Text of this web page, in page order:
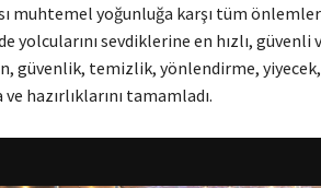
muhtemel yoğunluğa karşı tüm
yolcularını sevdiklerine en hızlı,
güvenlik, temizlik, yönlendirme,
hazırlıklarını tamamladı.